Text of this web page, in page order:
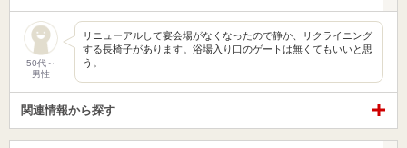
50代～
男性
リニューアルして宴会場がなくなったので静か、リクライニング
する長椅子があります。浴場入り口のゲートは無くてもいいと思
う。
関連情報から探す